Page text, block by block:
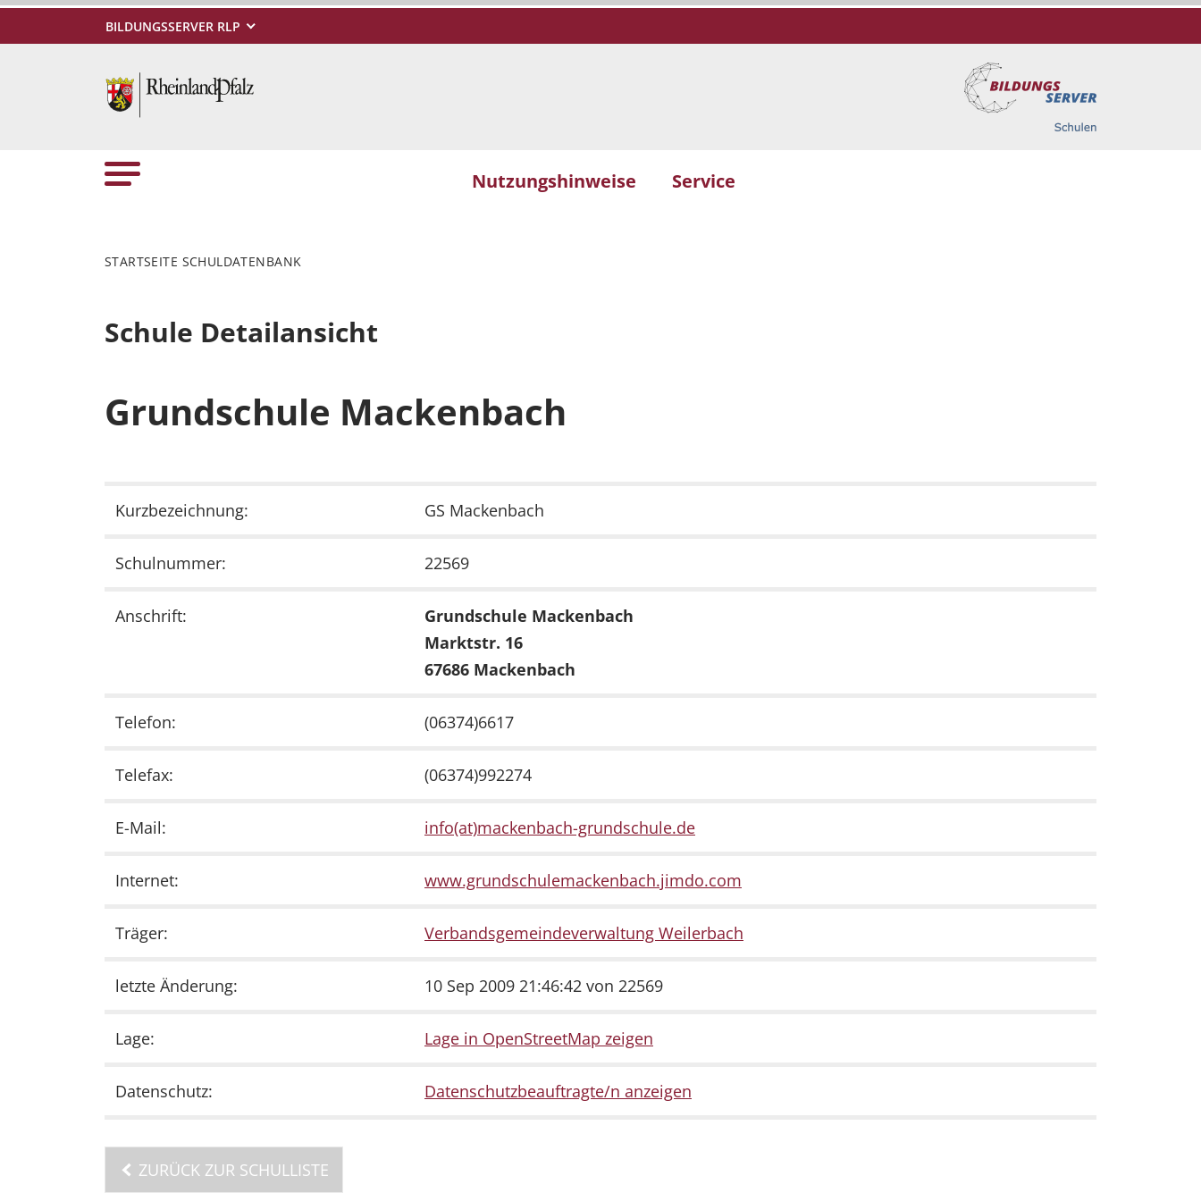
BILDUNGSSERVER RLP
Nutzungshinweise Service
STARTSEITE SCHULDATENBANK
Schule Detailansicht
Grundschule Mackenbach
Kurzbezeichnung: GS Mackenbach
Schulnummer: 22569
Anschrift:
Grundschule Mackenbach
Marktstr. 16
67686 Mackenbach
Telefon: (06374)6617
Telefax: (06374)992274
E-Mail: info(at)mackenbach-grundschule.de
Internet: www.grundschulemackenbach.jimdo.com
Träger: Verbandsgemeindeverwaltung Weilerbach
letzte Änderung: 10 Sep 2009 21:46:42 von 22569
Lage: Lage in OpenStreetMap zeigen
Datenschutz: Datenschutzbeauftragte/n anzeigen
ZURÜCK ZUR SCHULLISTE